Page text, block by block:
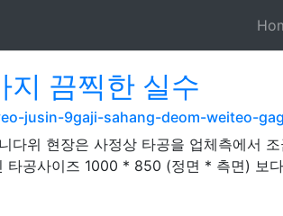
지 끔찍한 실수
jusin-9gaji-sahang-deom-weiteo-
다위 현장은 사정상 타공을 업체측에서
공사이즈 1000 * 850 (정면 * 측면) 보